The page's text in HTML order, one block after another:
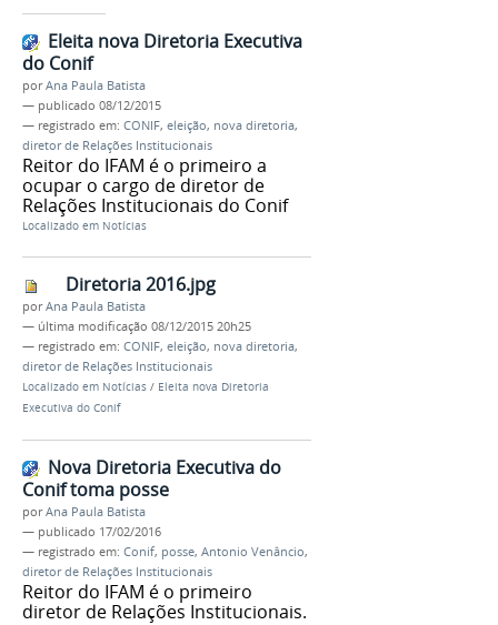
Eleita nova Diretoria Executiva
do Conif
porAna Paula Batista
— publicado 08/12/2015
— registrado em: CONIF, eleição, nova diretoria,
diretor de Relações Institucionais
Reitor do IFAM é o primeiro a
ocupar o cargo de diretor de
Relações Institucionais do Conif
Localizado em Notícias
Diretoria 2016.jpg
porAna Paula Batista
— última modificação 08/12/2015 20h25
— registrado em: CONIF, eleição, nova diretoria,
diretor de Relações Institucionais
Localizado em Notícias / Eleita nova Diretoria
Executiva do Conif
Nova Diretoria Executiva do
Conif toma posse
porAna Paula Batista
— publicado 17/02/2016
— registrado em: Conif, posse, Antonio Venâncio,
diretor de Relações Institucionais
Reitor do IFAM é o primeiro
diretor de Relações Institucionais.